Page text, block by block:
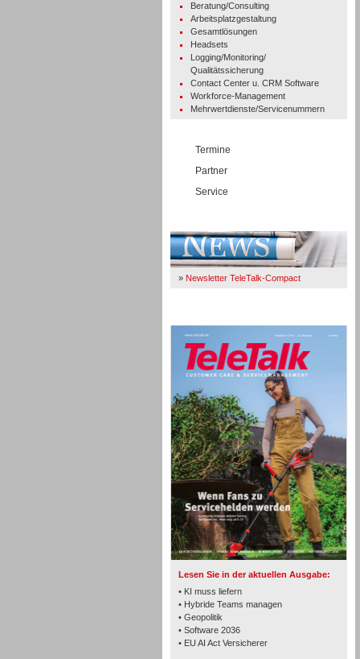
Beratung/Consulting
Arbeitsplatzgestaltung
Gesamtlösungen
Headsets
Logging/Monitoring/
Qualitätssicherung
Contact Center u. CRM Software
Workforce-Management
Mehrwertdienste/Servicenummern
Termine
Partner
Service
» Newsletter TeleTalk-Compact
Lesen Sie in der aktuellen Ausgabe:
• KI muss liefern
• Hybride Teams managen
• Geopolitik
• Software 2036
• EU AI Act Versicherer
TK- und ACD-Systeme
Workforce-Management